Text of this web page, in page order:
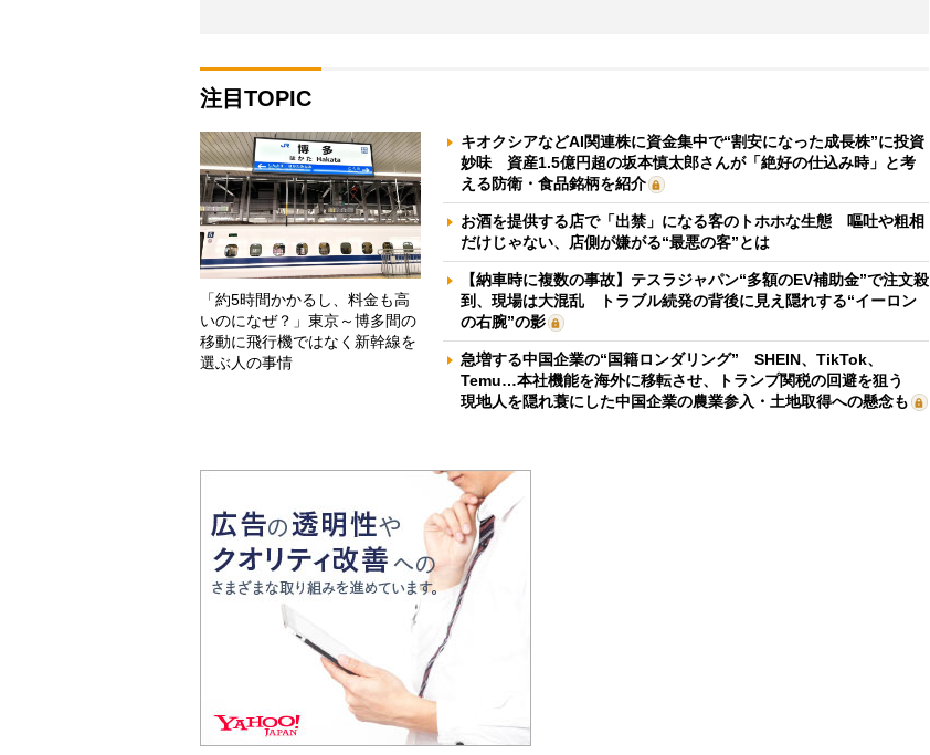
注目TOPIC
「約5時間かかるし、料金も高
いのになぜ？」東京～博多間の
移動に飛行機ではなく新幹線を
選ぶ人の事情
キオクシアなどAI関連株に資金集中で“割安になった成長株”に投資
妙味 資産1.5億円超の坂本慎太郎さんが「絶好の仕込み時」と考
える防衛・食品銘柄を紹介
お酒を提供する店で「出禁」になる客のトホホな生態 嘔吐や粗相
だけじゃない、店側が嫌がる“最悪の客”とは
【納車時に複数の事故】テスラジャパン“多額のEV補助金”で注文殺
到、現場は大混乱 トラブル続発の背後に見え隠れする“イーロン
の右腕”の影
急増する中国企業の“国籍ロンダリング” SHEIN、TikTok、
Temu…本社機能を海外に移転させ、トランプ関税の回避を狙う
現地人を隠れ蓑にした中国企業の農業参入・土地取得への懸念も